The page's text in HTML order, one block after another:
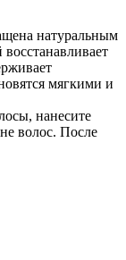
натуральным
мягкими и
нанесите
волос. После